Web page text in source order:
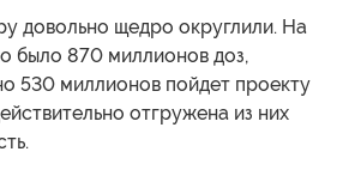
довольно щедро округлили. На
было 870 миллионов доз,
530 миллионов пойдет проекту
отгружена из них